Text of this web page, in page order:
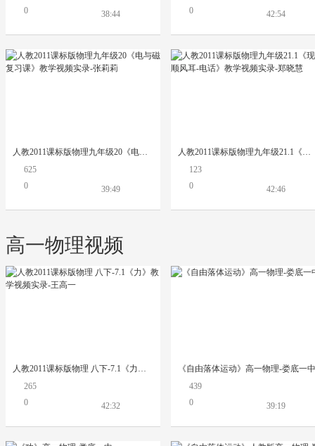
0
38:44
0
42:54
人教2011课标版物理九年级20《电与磁复习课》教学视频实录-张莉莉
625
0
39:49
人教2011课标版物理九年级21.1《现代顺风耳-电话》教学视频实录-郑晓慧
123
0
42:46
高一物理视频
人教2011课标版物理 八下-7.1《力》教学视频实录-王高一
265
0
42:32
《自由落体运动》高一物理-娄底一中
439
0
39:19